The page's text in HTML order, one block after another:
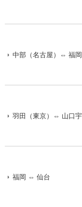
中部（名古屋）⇔ 福岡
羽田（東京）⇔ 山口
福岡 ⇔ 仙台